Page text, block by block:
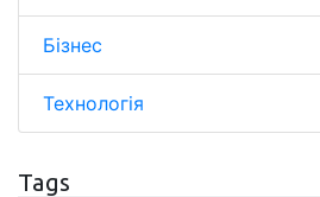
Бізнес
Технологія
Tags